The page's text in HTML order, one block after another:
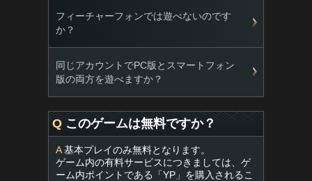
フィーチャーフォンでは遊べないのです
か？
同じアカウントでPC版とスマートフォン
版の両方を遊べますか？
Q このゲームは無料ですか？
A基本プレイのみ無料となります。
ゲーム内の有料サービスにつきましては、ゲ
ーム内ポイントである「YP」を購入されるこ